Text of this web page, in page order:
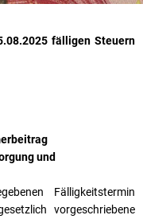
fälligen Steuern
und
Fälligkeitstermin
vorgeschriebene